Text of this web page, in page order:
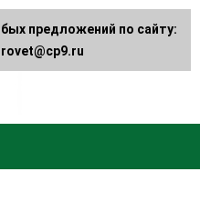
предложений по сайту: